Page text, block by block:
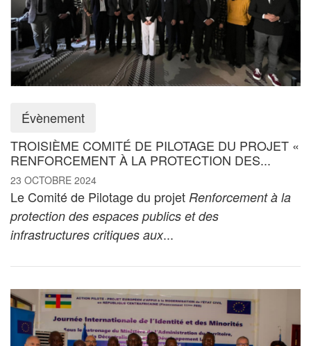
Évènement
TROISIÈME COMITÉ DE PILOTAGE DU PROJET «
RENFORCEMENT À LA PROTECTION DES...
23 OCTOBRE 2024
Le Comité de Pilotage du projet Renforcement à la
protection des espaces publics et des
infrastructures critiques aux...